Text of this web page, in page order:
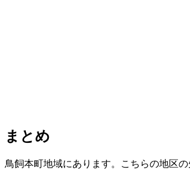
まとめ
鳥飼本町地域にあります。こちらの地区